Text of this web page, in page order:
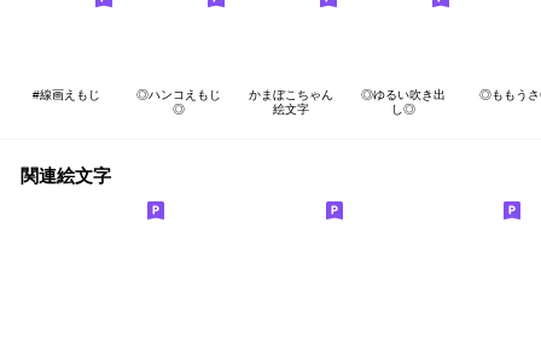
#線画えもじ
◎ハンコえもじ
◎
かまぼこちゃん
絵文字
◎ゆるい吹き出
し◎
◎ももう
関連絵文字